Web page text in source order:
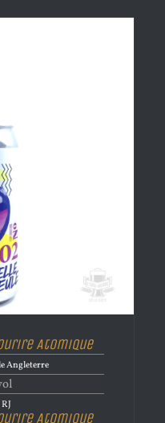
Atomique
Angleterre
Atomique